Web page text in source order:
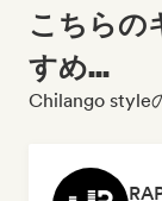
こちらの
すめ...
Chilango style